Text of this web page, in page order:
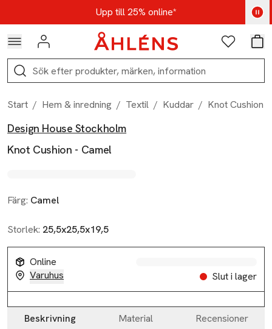
Hoppa till navigationsmenynUpp till 25% online*
Kod: AUG25 - Shoppa nu
Logga in Favoriter
Sök
Start / Hem & inredning / Textil / Kuddar / Knot Cushion
Produktbilder
Hoppa över bildspelet
Design House Stockholm
Knot Cushion - Camel
Färg: Camel
Storlek: 25,5x25,5x19,5
Online
Varuhus
Slut i lager
Produktinformation
Beskrivning Material Recensioner